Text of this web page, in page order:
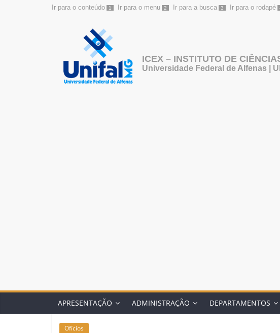
Ir para o conteúdo 1 Ir para o menu 2 Ir para a busca 3 Ir para o rodapé
ICEX – INSTITUTO DE
Universidade Federal de Alfenas |
APRESENTAÇÃO ADMINISTRAÇÃO DEPARTAMENTOS
Ofícios